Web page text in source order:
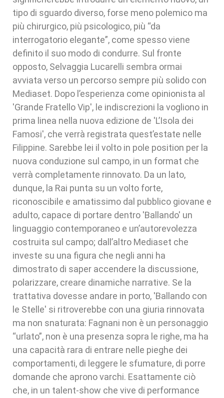
tipo di sguardo diverso, forse meno polemico ma
più chirurgico, più psicologico, più “da
interrogatorio elegante”, come spesso viene
definito il suo modo di condurre. Sul fronte
opposto, Selvaggia Lucarelli sembra ormai
avviata verso un percorso sempre più solido con
Mediaset. Dopo l’esperienza come opinionista al
'Grande Fratello Vip', le indiscrezioni la vogliono in
prima linea nella nuova edizione de 'L’Isola dei
Famosi', che verrà registrata quest’estate nelle
Filippine. Sarebbe lei il volto in pole position per la
nuova conduzione sul campo, in un format che
verrà completamente rinnovato. Da un lato,
dunque, la Rai punta su un volto forte,
riconoscibile e amatissimo dal pubblico giovane e
adulto, capace di portare dentro 'Ballando' un
linguaggio contemporaneo e un’autorevolezza
costruita sul campo; dall’altro Mediaset che
investe su una figura che negli anni ha
dimostrato di saper accendere la discussione,
polarizzare, creare dinamiche narrative. Se la
trattativa dovesse andare in porto, 'Ballando con
le Stelle' si ritroverebbe con una giuria rinnovata
ma non snaturata: Fagnani non è un personaggio
“urlato”, non è una presenza sopra le righe, ma ha
una capacità rara di entrare nelle pieghe dei
comportamenti, di leggere le sfumature, di porre
domande che aprono varchi. Esattamente ciò
che, in un talent-show che vive di performance